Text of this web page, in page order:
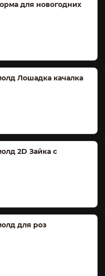
для новогодних
Лошадка качалка
2D Зайка с
для роз